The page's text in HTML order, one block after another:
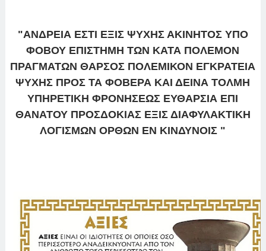
"ΑΝΔΡΕΙΑ ΕΣΤΙ ΕΞΙΣ ΨΥΧΗΣ ΑΚΙΝΗΤΟΣ ΥΠΟ
ΦΟΒΟΥ ΕΠΙΣΤΗΜΗ ΤΩΝ ΚΑΤΑ ΠΟΛΕΜΟΝ
ΠΡΑΓΜΑΤΩΝΘΑΡΣΟΣ ΠΟΛΕΜΙΚΟΝ ΕΓΚΡΑΤΕΙΑ
ΨΥΧΗΣ ΠΡΟΣ ΤΑ ΦΟΒΕΡΑ ΚΑΙ ΔΕΙΝΑ ΤΟΛΜΗ
ΥΠΗΡΕΤΙΚΗ ΦΡΟΝΗΣΕΩΣ ΕΥΘΑΡΣΙΑ ΕΠΙ
ΘΑΝΑΤΟΥ ΠΡΟΣΔΟΚΙΑΣ ΕΞΙΣ ΔΙΑΦΥΛΑΚΤΙΚΗ
ΛΟΓΙΣΜΩΝ ΟΡΘΩΝ ΕΝ ΚΙΝΔΥΝΟΙΣ "